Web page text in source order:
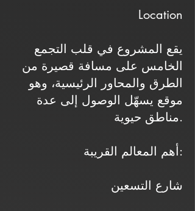
Location
يقع المشروع في قلب التجمع
الخامس على مسافة قصيرة من
الطرق والمحاور الرئيسية، وهو
موقع يسهّل الوصول إلى عدة
مناطق حيوية.
أهم المعالم القريبة:
شارع التسعين